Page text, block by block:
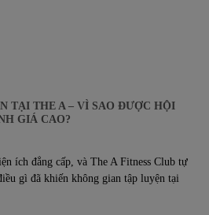
TẠI THE A – VÌ SAO ĐƯỢC HỘI
GIÁ CAO?
ích đẳng cấp, và The A Fitness Club tự
gì đã khiến không gian tập luyện tại